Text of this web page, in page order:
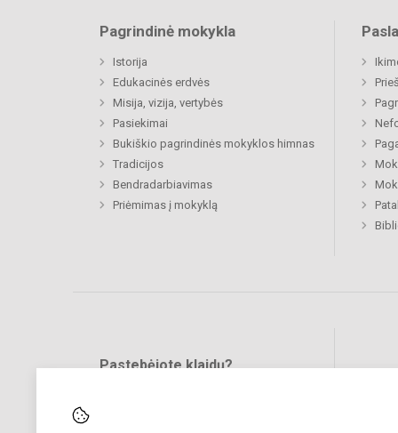
Pagrindinė mokykla
Istorija
Edukacinės erdvės
Misija, vizija, vertybės
Pasiekimai
Bukiškio pagrindinės mokyklos himnas
Tradicijos
Bendradarbiavimas
Priėmimas į mokyklą
Pastebėjote klaidų?